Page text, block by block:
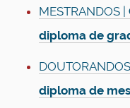
MESTRANDOS |
diploma de
DOUTORANDOS
diploma de